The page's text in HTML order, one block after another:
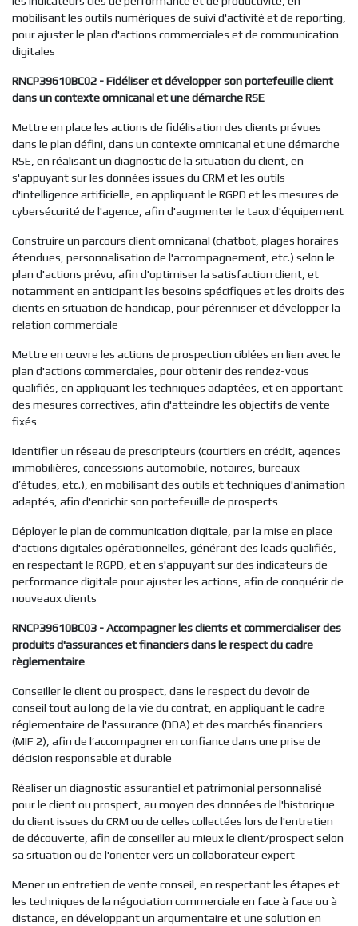
mobilisant les outils numériques de suivi d'activité et de reporting,
pour ajuster le plan d'actions commerciales et de communication
digitales
RNCP39610BC02 - Fidéliser et développer son portefeuille client
dans un contexte omnicanal et une démarche RSE
Mettre en place les actions de fidélisation des clients prévues
dans le plan défini, dans un contexte omnicanal et une démarche
RSE, en réalisant un diagnostic de la situation du client, en
s'appuyant sur les données issues du CRM et les outils
d'intelligence artificielle, en appliquant le RGPD et les mesures de
cybersécurité de l'agence, afin d'augmenter le taux d'équipement
Construire un parcours client omnicanal (chatbot, plages horaires
étendues, personnalisation de l'accompagnement, etc.) selon le
plan d'actions prévu, afin d'optimiser la satisfaction client, et
notamment en anticipant les besoins spécifiques et les droits des
clients en situation de handicap, pour pérenniser et développer la
relation commerciale
Mettre en œuvre les actions de prospection ciblées en lien avec le
plan d'actions commerciales, pour obtenir des rendez-vous
qualifiés, en appliquant les techniques adaptées, et en apportant
des mesures correctives, afin d'atteindre les objectifs de vente
fixés
Identifier un réseau de prescripteurs (courtiers en crédit, agences
immobilières, concessions automobile, notaires, bureaux
d’études, etc.), en mobilisant des outils et techniques d'animation
adaptés, afin d'enrichir son portefeuille de prospects
Déployer le plan de communication digitale, par la mise en place
d'actions digitales opérationnelles, générant des leads qualifiés,
en respectant le RGPD, et en s'appuyant sur des indicateurs de
performance digitale pour ajuster les actions, afin de conquérir de
nouveaux clients
RNCP39610BC03 - Accompagner les clients et commercialiser des
produits d'assurances et financiers dans le respect du cadre
règlementaire
Conseiller le client ou prospect, dans le respect du devoir de
conseil tout au long de la vie du contrat, en appliquant le cadre
réglementaire de l'assurance (DDA) et des marchés financiers
(MIF 2), afin de l’accompagner en confiance dans une prise de
décision responsable et durable
Réaliser un diagnostic assurantiel et patrimonial personnalisé
pour le client ou prospect, au moyen des données de l'historique
du client issues du CRM ou de celles collectées lors de l'entretien
de découverte, afin de conseiller au mieux le client/prospect selon
sa situation ou de l'orienter vers un collaborateur expert
Mener un entretien de vente conseil, en respectant les étapes et
les techniques de la négociation commerciale en face à face ou à
distance, en développant un argumentaire et une solution en